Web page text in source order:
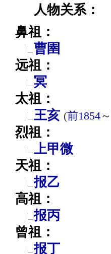
人物关系：
鼻祖：
曹圉
远祖：
冥
太祖：
王亥 (前1854～
烈祖：
上甲微
天祖：
报乙
高祖：
报丙
曾祖：
报丁